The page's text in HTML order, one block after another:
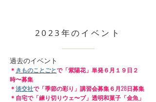
2023年のイベント
過去のイベント
＊ きものことごとで「紫陽花」単発６月１９日２
時〜募集
＊淡交社で「季節の彩り」講習会募集６月28日募集
＊自宅で「練り切りウェ〜ブ」透明和菓子「金魚」